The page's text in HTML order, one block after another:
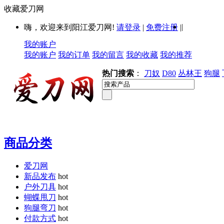
收藏爱刀网
嗨，欢迎来到阳江爱刀网! 请登录 | 免费注册 ||
我的账户
我的账户 我的订单 我的留言 我的收藏 我的推荐
热门搜索 ： 刀奴 D80 丛林王 狗腿
商品分类
爱刀网
新品发布 hot
户外刀具 hot
蝴蝶甩刀 hot
狗腿弯刀 hot
付款方式 hot